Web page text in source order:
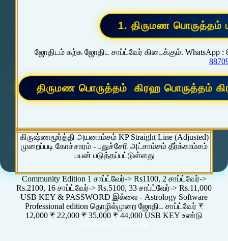
ஜோதிடம் கற்க ஜோதிட சாப்ட்வேர் கிடைக்கும். WhatsApp :
கிருஷ்ணமூர்த்தி அயனாம்சம் KP Straight Line (Adjusted)
முறைப்படி கோச்சாரம் - புதுச்சேரி அட்சாம்சம் தீர்க்காம்சம்
பயன் படுத்தப்பட்டுள்ளது
Community Edition 1 சாப்ட்வேர்-> Rs1100, 2 சாப்ட்வேர்->
Rs.2100, 16 சாப்ட்வேர்-> Rs.5100, 33 சாப்ட்வேர்-> Rs.11,000
USB KEY & PASSWORD இல்லை - Astrology Software
Professional edition தொழில்முறை ஜோதிட சாப்ட்வேர் ₹
12,000 ₹ 22,000 ₹ 35,000 ₹ 44,000 USB KEY உண்டு